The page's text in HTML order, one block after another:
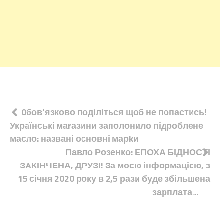
Навігація
записів
0бов’язково поділіться щоб не попастись!
Українські маrазини заполонило підроблене
масло: названі основні марkи
Павло Розенко: ЕПОХА БІДНОСТІ
ЗАКІНЧЕНА, ДРУЗІ! За моєю інформацією, з
15 січня 2020 року в 2,5 рази буде збільшена
зарплата…